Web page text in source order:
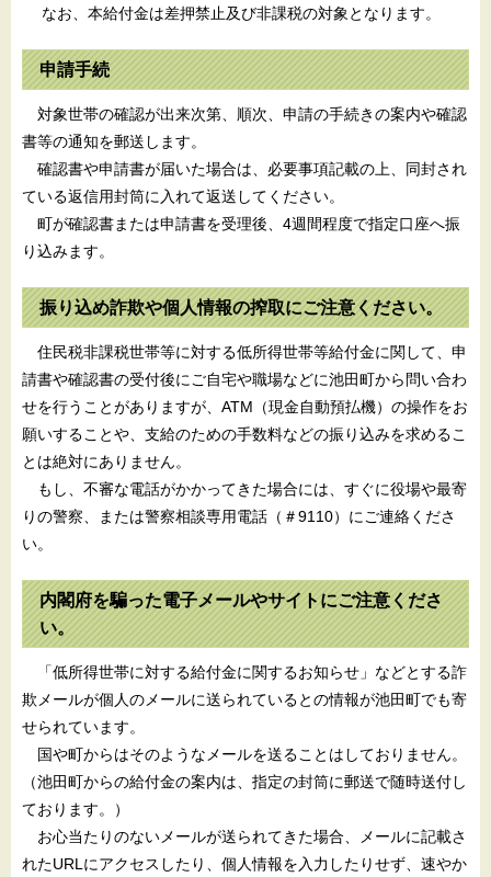
なお、本給付金は差押禁止及び非課税の対象となります。
申請手続
対象世帯の確認が出来次第、順次、申請の手続きの案内や確認
書等の通知を郵送します。
確認書や申請書が届いた場合は、必要事項記載の上、同封され
ている返信用封筒に入れて返送してください。
町が確認書または申請書を受理後、4週間程度で指定口座へ振
り込みます。
振り込め詐欺や個人情報の搾取にご注意ください。
住民税非課税世帯等に対する低所得世帯等給付金に関して、申
請書や確認書の受付後にご自宅や職場などに池田町から問い合わ
せを行うことがありますが、ATM（現金自動預払機）の操作をお
願いすることや、支給のための手数料などの振り込みを求めるこ
とは絶対にありません。
もし、不審な電話がかかってきた場合には、すぐに役場や最寄
りの警察、または警察相談専用電話（＃9110）にご連絡くださ
い。
内閣府を騙った電子メールやサイトにご注意くださ
い。
「低所得世帯に対する給付金に関するお知らせ」などとする詐
欺メールが個人のメールに送られているとの情報が池田町でも寄
せられています。
国や町からはそのようなメールを送ることはしておりません。
（池田町からの給付金の案内は、指定の封筒に郵送で随時送付し
ております。）
お心当たりのないメールが送られてきた場合、メールに記載さ
れたURLにアクセスしたり、個人情報を入力したりせず、速やか